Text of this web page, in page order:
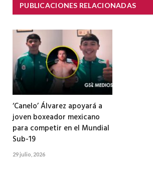
PUBLICACIONES RELACIONADAS
‘Canelo’ Álvarez apoyará a
joven boxeador mexicano
para competir en el Mundial
Sub-19
29 julio, 2026